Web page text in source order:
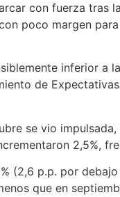
con fuerza tras
poco margen
inferior a
de
se vio
2,5%,
(2,6 p.p. por
que en